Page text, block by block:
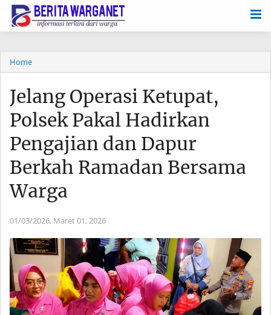
Home
Jelang Operasi Ketupat,
Polsek Pakal Hadirkan
Pengajian dan Dapur
Berkah Ramadan Bersama
Warga
01/03/2026, Maret 01, 2026